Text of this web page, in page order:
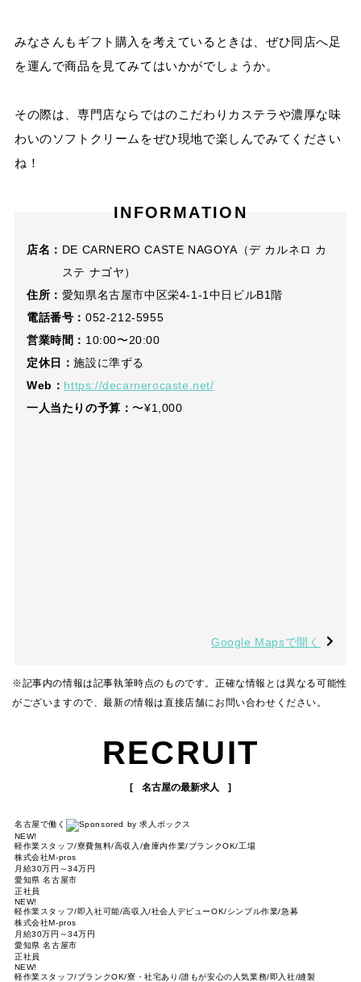
みなさんもギフト購入を考えているときは、ぜひ同店へ足
を運んで商品を見てみてはいかがでしょうか。
その際は、専門店ならではのこだわりカステラや濃厚な味
わいのソフトクリームをぜひ現地で楽しんでみてください
ね！
INFORMATION
店名： DE CARNERO CASTE NAGOYA（デ カルネロ カ
ステ ナゴヤ）
住所： 愛知県名古屋市中区栄4-1-1中日ビルB1階
電話番号： 052-212-5955
営業時間： 10:00〜20:00
定休日：施設に準ずる
Web： https://decarnerocaste.net/
一人当たりの予算： 〜¥1,000
Google Mapsで開く
※記事内の情報は記事執筆時点のものです。正確な情報とは異なる可能性
がございますので、最新の情報は直接店舗にお問い合わせください。
RECRUIT
名古屋の最新求人
名古屋で働く
NEW!
軽作業スタッフ/寮費無料/高収入/倉庫内作業/ブランクOK/工場
株式会社M-pros
月給30万円～34万円
愛知県 名古屋市
正社員
NEW!
軽作業スタッフ/即入社可能/高収入/社会人デビューOK/シンプル作業/急募
株式会社M-pros
月給30万円～34万円
愛知県 名古屋市
正社員
NEW!
軽作業スタッフ/ブランクOK/寮・社宅あり/誰もが安心の人気業務/即入社/縫製